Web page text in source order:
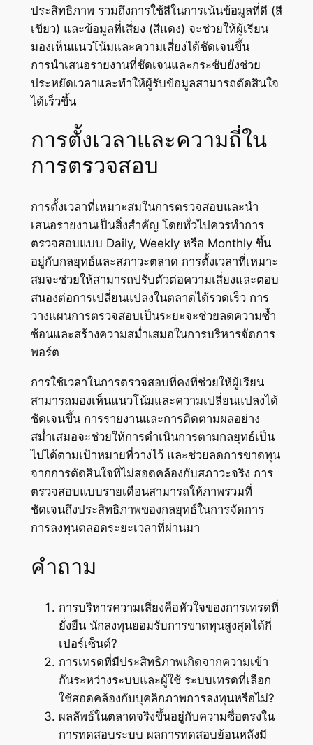
ประสิทธิภาพ รวมถึงการใช้สีในการเน้นข้อมูลที่ดี (สี
เขียว) และข้อมูลที่เสี่ยง (สีแดง) จะช่วยให้ผู้เรียน
มองเห็นแนวโน้มและความเสี่ยงได้ชัดเจนขึ้น
การนำเสนอรายงานที่ชัดเจนและกระชับยังช่วย
ประหยัดเวลาและทำให้ผู้รับข้อมูลสามารถตัดสินใจ
ได้เร็วขึ้น
การตั้งเวลาและความถี่ใน
การตรวจสอบ
การตั้งเวลาที่เหมาะสมในการตรวจสอบและนำ
เสนอรายงานเป็นสิ่งสำคัญ โดยทั่วไปควรทำการ
ตรวจสอบแบบ Daily, Weekly หรือ Monthly ขึ้น
อยู่กับกลยุทธ์และสภาวะตลาด การตั้งเวลาที่เหมาะ
สมจะช่วยให้สามารถปรับตัวต่อความเสี่ยงและตอบ
สนองต่อการเปลี่ยนแปลงในตลาดได้รวดเร็ว การ
วางแผนการตรวจสอบเป็นระยะจะช่วยลดความซ้ำ
ซ้อนและสร้างความสม่ำเสมอในการบริหารจัดการ
พอร์ต
การใช้เวลาในการตรวจสอบที่คงที่ช่วยให้ผู้เรียน
สามารถมองเห็นแนวโน้มและความเปลี่ยนแปลงได้
ชัดเจนขึ้น การรายงานและการติดตามผลอย่าง
สม่ำเสมอจะช่วยให้การดำเนินการตามกลยุทธ์เป็น
ไปได้ตามเป้าหมายที่วางไว้ และช่วยลดการขาดทุน
จากการตัดสินใจที่ไม่สอดคล้องกับสภาวะจริง การ
ตรวจสอบแบบรายเดือนสามารถให้ภาพรวมที่
ชัดเจนถึงประสิทธิภาพของกลยุทธ์ในการจัดการ
การลงทุนตลอดระยะเวลาที่ผ่านมา
คำถาม
การบริหารความเสี่ยงคือหัวใจของการเทรดที่
ยั่งยืน นักลงทุนยอมรับการขาดทุนสูงสุดได้กี่
เปอร์เซ็นต์?
การเทรดที่มีประสิทธิภาพเกิดจากความเข้า
กันระหว่างระบบและผู้ใช้ ระบบเทรดที่เลือก
ใช้สอดคล้องกับบุคลิกภาพการลงทุนหรือไม่?
ผลลัพธ์ในตลาดจริงขึ้นอยู่กับความซื่อตรงใน
การทดสอบระบบ ผลการทดสอบย้อนหลังมี